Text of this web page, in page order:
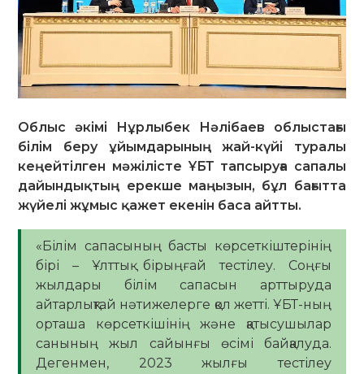
Облыс әкімі Нұрлыбек Нәлібаев облыстағы
білім беру ұйымдарының жай-күйі туралы
кеңейтілген мәжілісте ҰБТ тапсыруға сапалы
дайындықтың ерекше маңызын, бұл бағытта
жүйелі жұмыс қажет екенін баса айтты.
«Білім сапасының басты көрсеткіштерінің
бірі – Ұлттық бірыңғай тестілеу. Соңғы
жылдары білім сапасын арттыруда
айтарлықтай нәтижелерге қол жетті. ҰБТ-ның
орташа көрсеткішінің және қатысушылар
санының жыл сайынғы өсімі байқалуда.
Дегенмен, 2023 жылғы тестілеу